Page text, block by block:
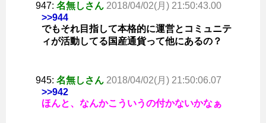
947: 名無しさん 2018/04/02(月) 21:50:43.00
>>944
でもそれ目指して本格的に運営とコミュニテ
ィが活動してる国産通貨って他にあるの？
945: 名無しさん 2018/04/02(月) 21:50:06.07
>>942
ほんと、なんかこういうの付かないかなぁ